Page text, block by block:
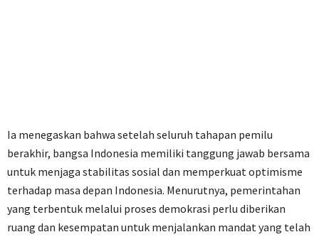
Ia menegaskan bahwa setelah seluruh tahapan pemilu
berakhir, bangsa Indonesia memiliki tanggung jawab bersama
untuk menjaga stabilitas sosial dan memperkuat optimisme
terhadap masa depan Indonesia. Menurutnya, pemerintahan
yang terbentuk melalui proses demokrasi perlu diberikan
ruang dan kesempatan untuk menjalankan mandat yang telah